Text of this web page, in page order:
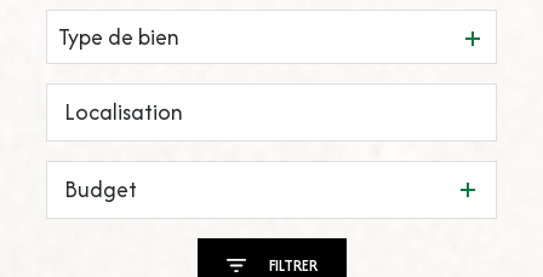
Type de bien
Budget
FILTRER